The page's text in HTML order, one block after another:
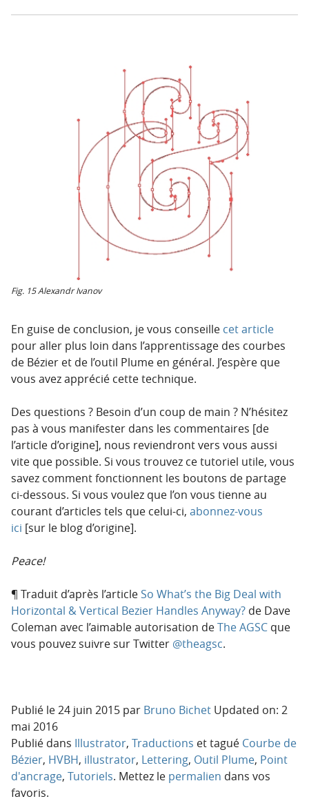
Fig. 15 Alexandr Ivanov
En guise de conclusion, je vous conseille cet article
pour aller plus loin dans l’apprentissage des courbes
de Bézier et de l’outil Plume en général. J’espère que
vous avez apprécié cette technique.
Des questions ? Besoin d’un coup de main ? N’hésitez
pas à vous manifester dans les commentaires [de
l’article d’origine], nous reviendront vers vous aussi
vite que possible. Si vous trouvez ce tutoriel utile, vous
savez comment fonctionnent les boutons de partage
ci-dessous. Si vous voulez que l’on vous tienne au
courant d’articles tels que celui-ci, abonnez-vous
ici [sur le blog d’origine].
Peace!
¶ Traduit d’après l’article So What’s the Big Deal with
Horizontal & Vertical Bezier Handles Anyway? de Dave
Coleman avec l’aimable autorisation deThe AGSC que
vous pouvez suivre sur Twitter @theagsc.
Publié le24 juin 2015 par Bruno Bichet Updated on: 2
mai 2016
Publié dans Illustrator, Traductions et tagué Courbe de
Bézier, HVBH, illustrator, Lettering, Outil Plume, Point
d'ancrage, Tutoriels. Mettez le permalien dans vos
favoris.